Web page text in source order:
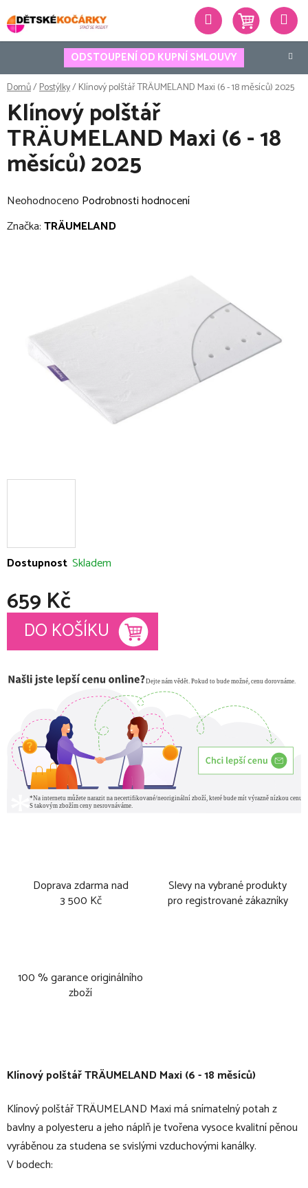
na
obsah
ODSTOUPENÍ OD KUPNÍ SMLOUVY
Hledat
Domů/Postýlky/Klínový polštář TRÄUMELAND Maxi (6 - 18 měsíců) 2025
Dostupnost Skladem
659 Kč
Měrná cena:
DO KOŠÍKU
Doprava zdarma nad
3 500 Kč
Slevy na vybrané produkty
pro registrované zákazníky
100 % garance originálního
zboží
Klínový polštář
TRÄUMELAND Maxi (6 - 18
měsíců) 2025
Průměrné
hodnocení
hvězdiček.
Neohodnoceno Podrobnosti hodnocení
Značka:TRÄUMELAND
Klínový polštář TRÄUMELAND Maxi (6 - 18 měsíců)
Klínový polštář TRÄUMELAND Maxi má snímatelný potah z
bavlny a polyesteru a jeho náplň je tvořena vysoce kvalitní pěnou
vyráběnou za studena se svislými vzduchovými kanálky.
V bodech: